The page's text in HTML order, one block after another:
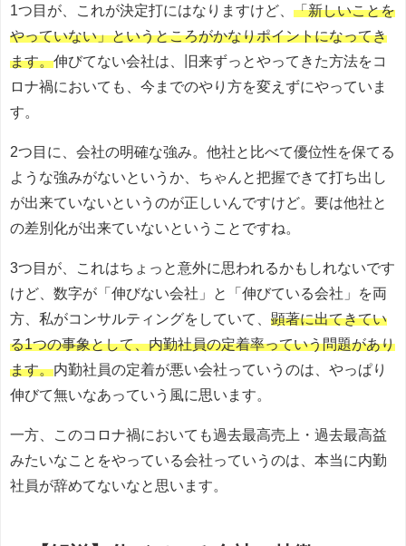
1つ目が、これが決定打にはなりますけど、 「新しいことを
やっていない」というところがかなりポイントになってき
ます。伸びてない会社は、旧来ずっとやってきた方法をコ
ロナ禍においても、今までのやり方を変えずにやっていま
す。
2つ目に、会社の明確な強み。他社と比べて優位性を保てる
ような強みがないというか、ちゃんと把握できて打ち出し
が出来ていないというのが正しいんですけど。要は他社と
の差別化が出来ていないということですね。
3つ目が、これはちょっと意外に思われるかもしれないです
けど、数字が「伸びない会社」と「伸びている会社」を両
方、私がコンサルティングをしていて、 顕著に出てきてい
る1つの事象として、内勤社員の定着率っていう問題があり
ます。内勤社員の定着が悪い会社っていうのは、やっぱり
伸びて無いなあっていう風に思います。
一方、このコロナ禍においても過去最高売上・過去最高益
みたいなことをやっている会社っていうのは、本当に内勤
社員が辞めてないなと思います。